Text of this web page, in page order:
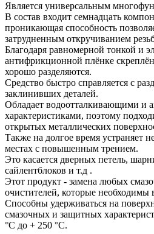
Является универсальным
В состав входит семнадцать
проникающая способность
затрудненным откручиванием
Благодаря равномерной тонкой и
антифрикционной плёнке
хорошо разделяются.
Средство быстро справляется с
заклинивших деталей.
Обладает водоотталкивающими и
характеристиками, поэтому
открытых металлических
Также на долгое время устраняет
местах с повышенным трением.
Это касается дверных петель,
сайлентблоков и т.д .
Этот продукт - замена любых
очистителей, которые необходимы
Способны удерживаться на
смазочных и защитных
°С до + 250 °С.